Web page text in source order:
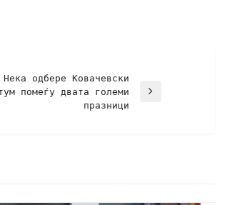
одбере Ковачевски
помеѓу двата големи
празници